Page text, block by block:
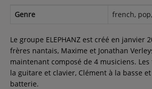
PODCASTS
CONCOURS
Genre french,
Le groupe ELEPHANZ est créé en janvier
frères nantais, Maxime et Jonathan
maintenant composé de 4 musiciens. Les
la guitare et clavier, Clément à la basse
batterie.